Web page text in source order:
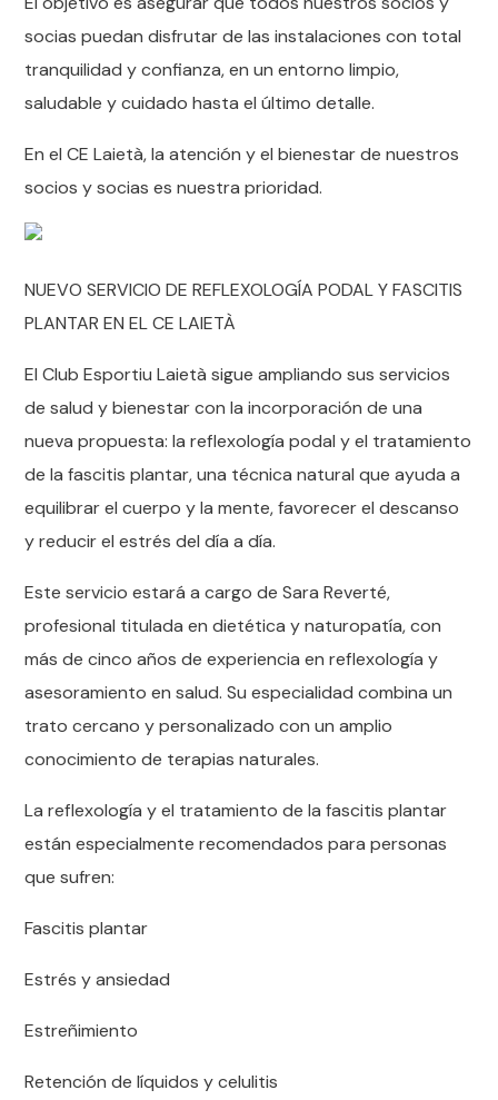
socias puedan disfrutar de las instalaciones con total
tranquilidad y confianza, en un entorno limpio,
saludable y cuidado hasta el último detalle.
En el CE Laietà, la atención y el bienestar de nuestros
socios y socias es nuestra prioridad.
NUEVO SERVICIO DE REFLEXOLOGÍA PODAL Y FASCITIS
PLANTAR EN EL CE LAIETÀ
El Club Esportiu Laietà sigue ampliando sus servicios
de salud y bienestar con la incorporación de una
nueva propuesta: la reflexología podal y el tratamiento
de la fascitis plantar, una técnica natural que ayuda a
equilibrar el cuerpo y la mente, favorecer el descanso
y reducir el estrés del día a día.
Este servicio estará a cargo de Sara Reverté,
profesional titulada en dietética y naturopatía, con
más de cinco años de experiencia en reflexología y
asesoramiento en salud. Su especialidad combina un
trato cercano y personalizado con un amplio
conocimiento de terapias naturales.
La reflexología y el tratamiento de la fascitis plantar
están especialmente recomendados para personas
que sufren:
Fascitis plantar
Estrés y ansiedad
Estreñimiento
Retención de líquidos y celulitis